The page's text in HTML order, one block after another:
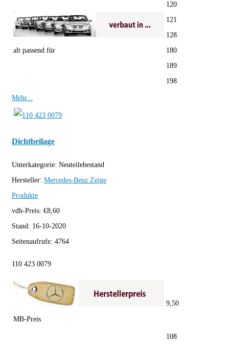
alt passend für
120
121
128
180
189
198
Mehr...
Dichtbeilage
Unterkategorie: Neuteilebestand
Hersteller: Mercedes-Benz Zeige
Produkte
vdh-Preis: €8,60
Stand: 16-10-2020
Seitenaufrufe: 4764
110 423 0079
MB-Preis
9,50
108